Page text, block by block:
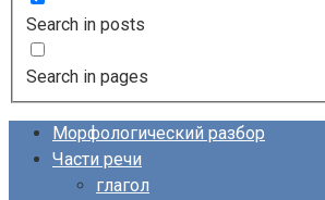
Search in posts
Search in pages
Морфологический разбор
Части речи
глагол